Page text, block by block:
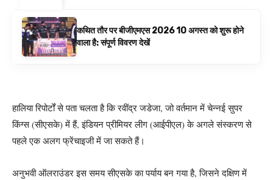
कथित तौर पर बीजीएमएस 2026 10 अगस्त को शुरू होने
वाला है: संपूर्ण विवरण देखें
हालिया रिपोर्टों से पता चलता है कि रवींद्र जडेजा, जो वर्तमान में चेन्नई सुपर
किंग्स (सीएसके) में हैं, इंडियन प्रीमियर लीग (आईपीएल) के अगले संस्करण से
पहले एक अलग फ्रेंचाइजी में जा सकते हैं।
अनुभवी ऑलराउंडर इस समय सीएसके का पर्याय बन गया है, जिसने दक्षिण में